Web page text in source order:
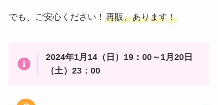
でも、ご安心ください！ 再販、あります！
2024年1月14（日）19：00～1月20日
（土）23：00